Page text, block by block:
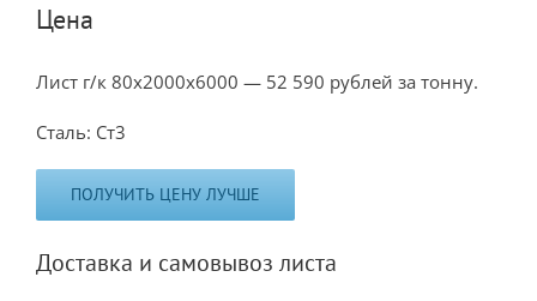
Цена
Лист г/к 80х2000х6000 — 52 590 рублей за тонну.
Сталь: Ст3
ПОЛУЧИТЬ ЦЕНУ ЛУЧШЕ
Доставка и самовывоз листа